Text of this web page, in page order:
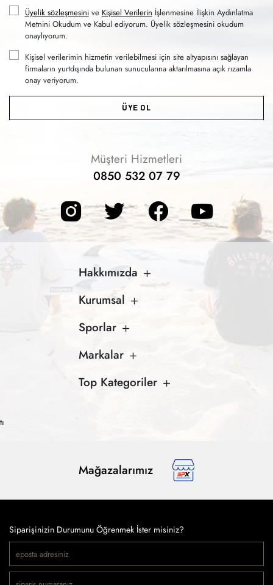
Üyelik sözleşmesinive Kişisel Verilerin İşlenmesine İlişkin Aydınlatma
Metnini Okudum ve Kabul ediyorum. Üyelik sözleşmesini okudum
onaylıyorum.
Kişisel verilerimin hizmetin verilebilmesi için site altyapısını sağlayan
firmaların yurtdışında bulunan sunucularına aktarılmasına açık rızamla
onay veriyorum.
ÜYE OL
Müşteri Hizmetleri
0850 532 07 79
Hakkımızda
Kurumsal
Sporlar
Markalar
Top Kategoriler
Mağazalarımız
Siparişinizin Durumunu Öğrenmek İster misiniz?